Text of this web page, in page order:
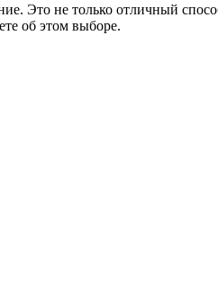
Это не только отличный
об этом выборе.